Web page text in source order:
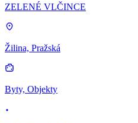
ZELENÉ VLČINCE
Žilina, Pražská
Byty, Objekty